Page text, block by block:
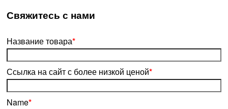
­Свяжитесь с нами
Название товара*
Ссылка на сайт с более низкой ценой*
Name*